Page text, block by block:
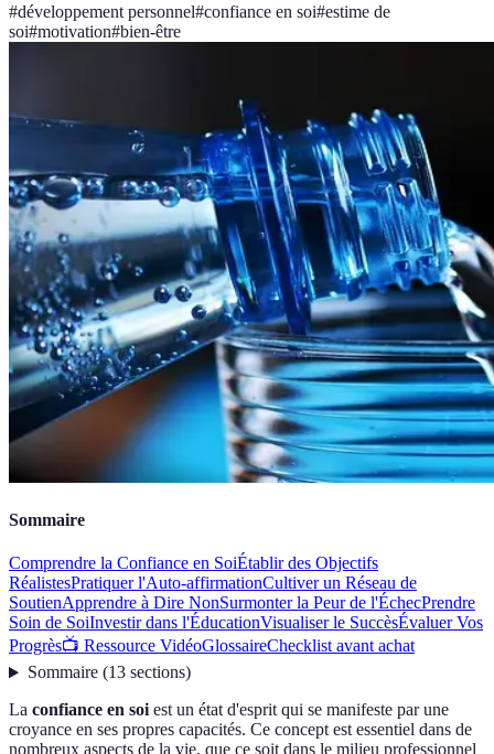
#développement personnel#confiance en soi#estime de
soi#motivation#bien-être
Sommaire
Comprendre la Confiance en SoiÉtablir des Objectifs
RéalistesPratiquer l'Auto-affirmationCultiver un Réseau de
SoutienApprendre à Dire NonSurmonter la Peur de l'ÉchecPrendre
Soin de SoiInvestir dans l'ÉducationVisualiser le SuccèsÉvaluer Vos
Progrès📺 Ressource VidéoGlossaireChecklist avant achat
Sommaire(13 sections)
La confiance en soiest un état d'esprit qui se manifeste par une
croyance en ses propres capacités. Ce concept est essentiel dans de
nombreux aspects de la vie, que ce soit dans le milieu professionnel